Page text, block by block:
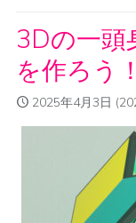
3Dの一頭
を作ろう！
2025年4月3日